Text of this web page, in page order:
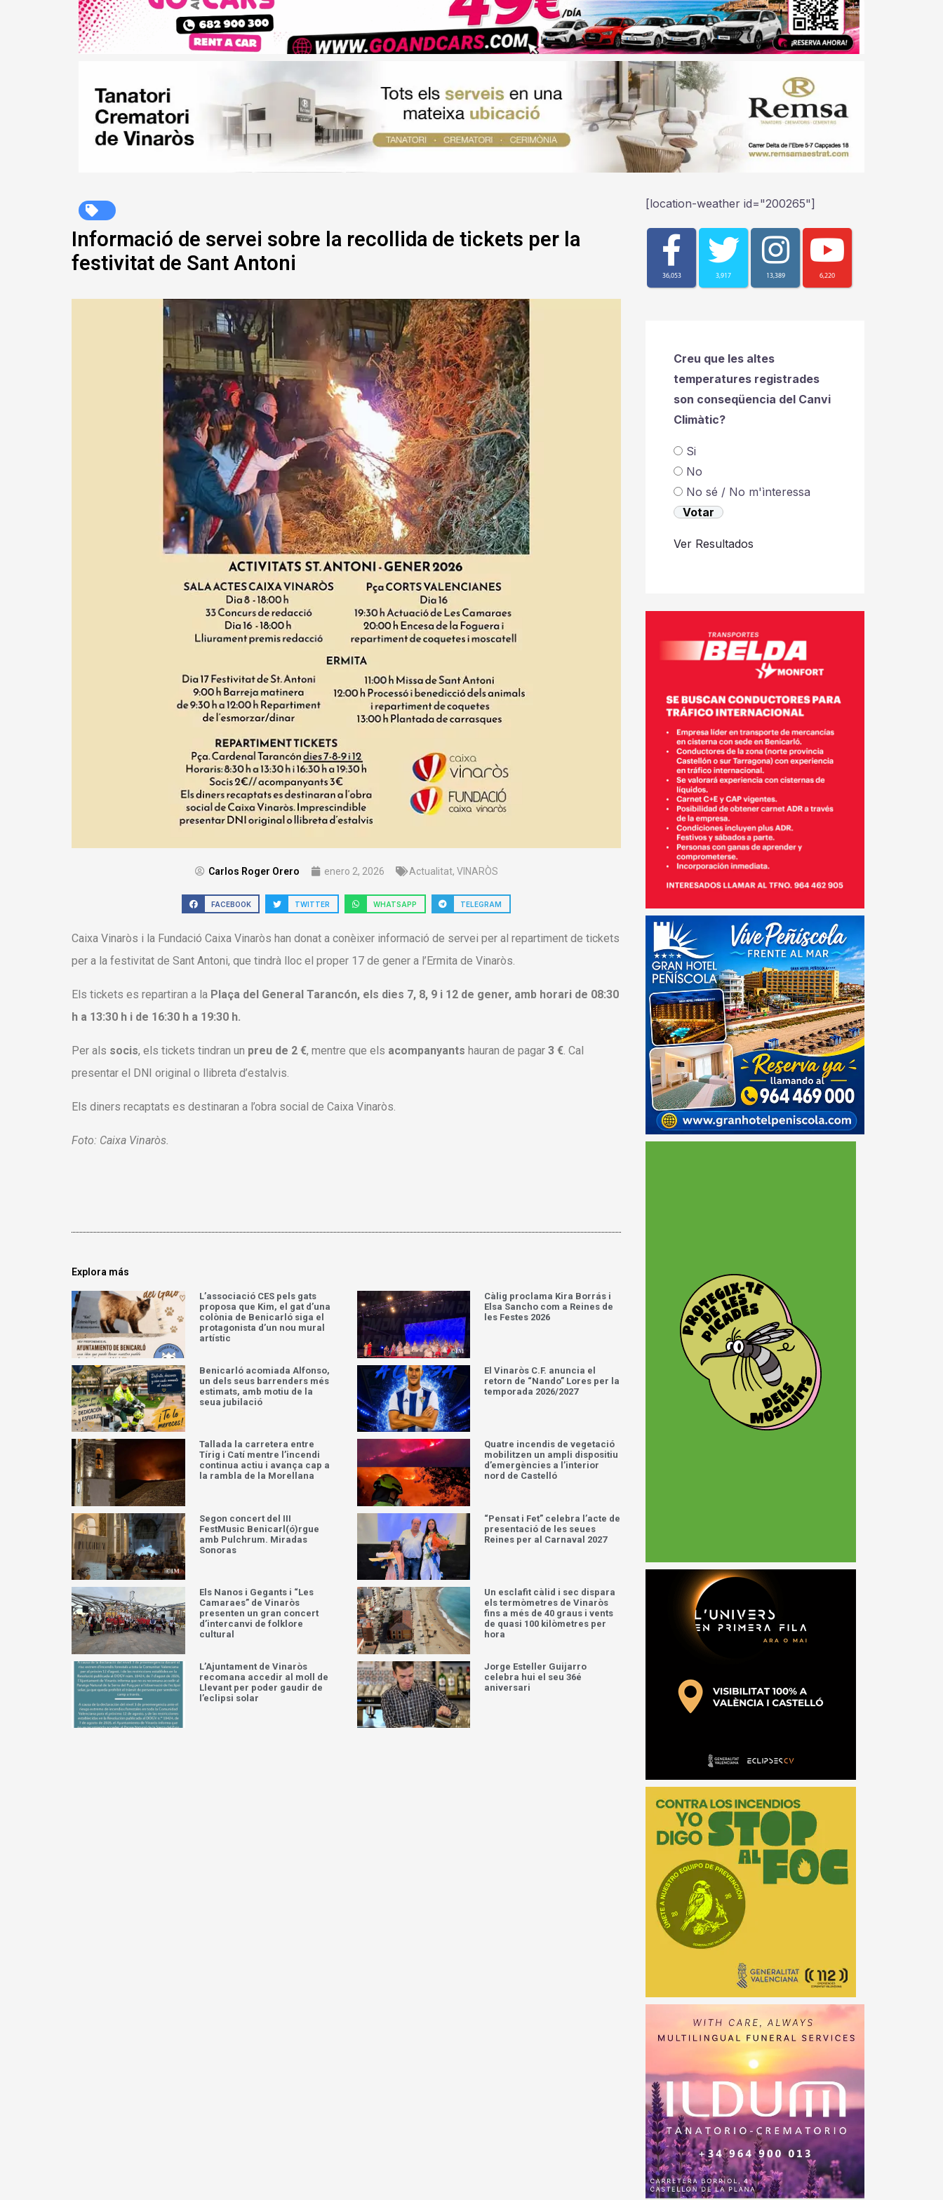
Informació de servei sobre la recollida de tickets per la
festivitat de Sant Antoni
Carlos Roger Orero enero 2, 2026 Actualitat, VINARÒS
FACEBOOK TWITTER WHATSAPP TELEGRAM
Caixa Vinaròs i la Fundació Caixa Vinaròs han donat a conèixer informació de servei per al repartiment de tickets
per a la festivitat de Sant Antoni, que tindrà lloc el proper 17 de gener a l’Ermita de Vinaròs.
Els tickets es repartiran a la Plaça del General Tarancón, els dies 7, 8, 9 i 12 de gener, amb horari de 08:30
h a 13:30 h i de 16:30 h a 19:30 h.
Per als socis, els tickets tindran un preu de 2 €, mentre que els acompanyants hauran de pagar 3 €. Cal
presentar el DNI original o llibreta d’estalvis.
Els diners recaptats es destinaran a l’obra social de Caixa Vinaròs.
Foto: Caixa Vinaròs.
Explora más
L’associació CES pels gats
proposa que Kim, el gat d’una
colònia de Benicarló siga el
protagonista d’un nou mural
artístic
Càlig proclama Kira Borrás i
Elsa Sancho com a Reines de
les Festes 2026
Benicarló acomiada Alfonso,
un dels seus barrenders més
estimats, amb motiu de la
seua jubilació
El Vinaròs C.F. anuncia el
retorn de “Nando” Lores per la
temporada 2026/2027
Tallada la carretera entre
Tírig i Catí mentre l’incendi
continua actiu i avança cap a
la rambla de la Morellana
Quatre incendis de vegetació
mobilitzen un ampli dispositiu
d’emergències a l’interior
nord de Castelló
Segon concert del III
FestMusic Benicarl(ó)rgue
amb Pulchrum. Miradas
Sonoras
“Pensat i Fet” celebra l’acte de
presentació de les seues
Reines per al Carnaval 2027
Els Nanos i Gegants i “Les
Camaraes” de Vinaròs
presenten un gran concert
d’intercanvi de folklore
cultural
Un esclafit càlid i sec dispara
els termòmetres de Vinaròs
fins a més de 40 graus i vents
de quasi 100 kilòmetres per
hora
L’Ajuntament de Vinaròs
recomana accedir al moll de
Llevant per poder gaudir de
l’eclipsi solar
Jorge Esteller Guijarro
celebra hui el seu 36é
aniversari
[location-weather id="200265"]
36,053 3,917 13,389 6,220
Creu que les altes
temperatures registrades
son conseqüencia del Canvi
Climàtic?
Si
No
No sé / No m'ìnteressa
Ver Resultados